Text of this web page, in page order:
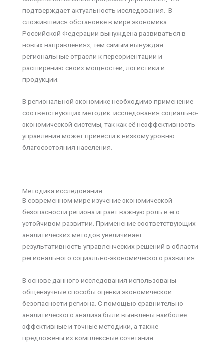
подтверждает актуальность исследования. В
сложившейся обстановке в мире экономика
Российской Федерации вынуждена развиваться в
новых направлениях, тем самым вынуждая
региональные отрасли к переориентации и
расширению своих мощностей, логистики и
продукции.
В региональной экономике необходимо применение
соответствующих методик исследования социально-
экономической системы, так как её неэффективность
управления может привести к низкому уровню
благосостояния населения.
Методика исследования
В современном мире изучение экономической
безопасности региона играет важную роль в его
устойчивом развитии. Применение соответствующих
аналитических методов увеличивает
результативность управленческих решений в области
регионального социально-экономического развития.
В основе данного исследования использованы
общенаучные способы оценки экономической
безопасности региона. С помощью сравнительно-
аналитического анализа были выявлены наиболее
эффективные и точные методики, а также
предложены их комплексные сочетания.